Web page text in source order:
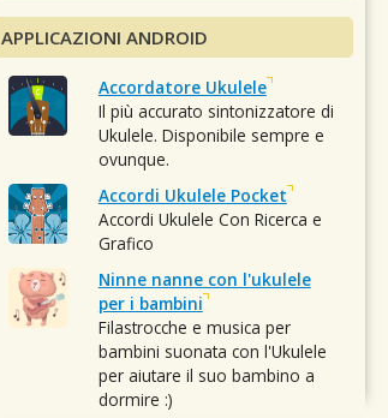
APPLICAZIONI ANDROID
Accordatore Ukulele
Il più accurato sintonizzatore di
Ukulele. Disponibile sempre e
ovunque.
Accordi Ukulele Pocket
Accordi Ukulele Con Ricerca e
Grafico
Ninne nanne con l'ukulele
per i bambini
Filastrocche e musica per
bambini suonata con l'Ukulele
per aiutare il suo bambino a
dormire :)